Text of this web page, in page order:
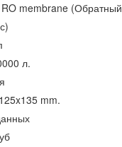
membrane (Обратный
л.
mm.